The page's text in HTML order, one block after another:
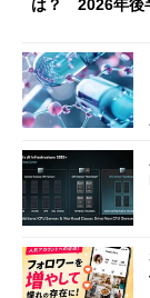
は？ 2026年後